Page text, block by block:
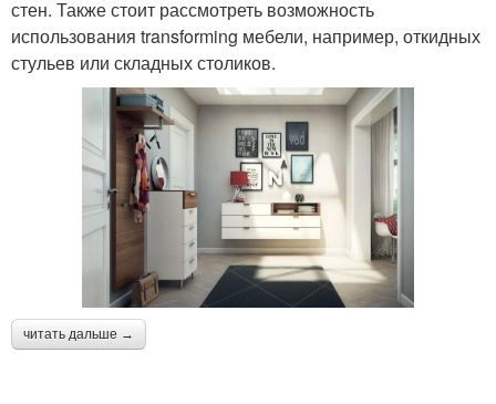
стен. Также стоит рассмотреть возможность
использования transforming мебели, например, откидных
стульев или складных столиков.
читать дальше →